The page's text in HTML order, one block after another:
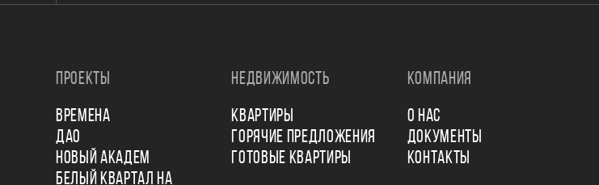
ПРОЕКТЫ
ВРЕМЕНА
ДАО
НОВЫЙ АКАДЕМ
БЕЛЫЙ КВАРТАЛ НА
НЕДВИЖИМОСТЬ
КВАРТИРЫ
ГОРЯЧИЕ ПРЕДЛОЖЕНИЯ
ГОТОВЫЕ КВАРТИРЫ
КОМПАНИЯ
О НАС
ДОКУМЕНТЫ
КОНТАКТЫ